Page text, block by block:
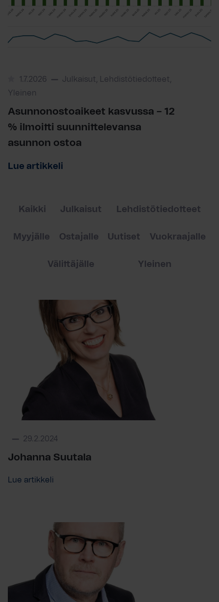
1.7.2026
Julkaisut, Lehdistötiedotteet,
Yleinen
Asunnonostoaikeet kasvussa – 12
% ilmoitti suunnittelevansa
asunnon ostoa
Lue artikkeli
Kaikki Julkaisut Lehdistötiedotteet
Myyjälle Ostajalle Uutiset Vuokraajalle
Välittäjälle Yleinen
29.2.2024
Johanna Suutala
Lue artikkeli